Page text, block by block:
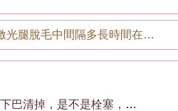
光腿脫毛中間隔多長時間在做下次？
打完玻尿酸下巴清掉，是不是栓塞，要怎麼辦